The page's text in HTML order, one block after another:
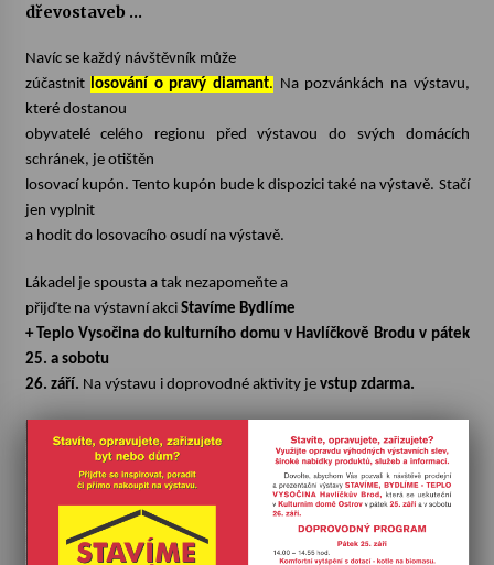
dřevostaveb …
Navíc se každý návštěvník může
zúčastnit losování o pravý diamant. Na pozvánkách na výstavu,
které dostanou
obyvatelé celého regionu před výstavou do svých domácích
schránek, je otištěn
losovací kupón. Tento kupón bude k dispozici také na výstavě. Stačí
jen vyplnit
a hodit do losovacího osudí na výstavě.
Lákadel je spousta a tak nezapomeňte a
přijďte na výstavní akci Stavíme Bydlíme
+ Teplo Vysočina do kulturního domu v Havlíčkově Brodu v pátek
25. a sobotu
26. září. Na výstavu i doprovodné aktivity je vstup zdarma.